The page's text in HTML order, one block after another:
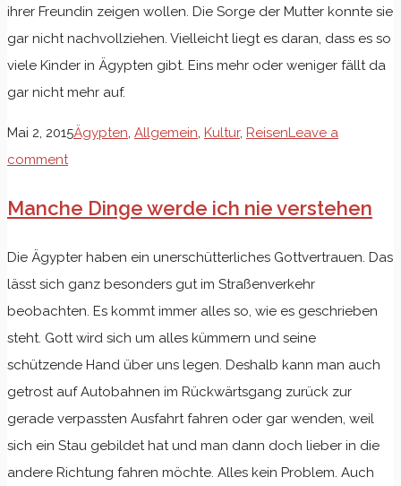
ihrer Freundin zeigen wollen. Die Sorge der Mutter konnte sie
gar nicht nachvollziehen. Vielleicht liegt es daran, dass es so
viele Kinder in Ägypten gibt. Eins mehr oder weniger fällt da
gar nicht mehr auf.
Mai 2, 2015Ägypten, Allgemein, Kultur, ReisenLeave a
comment
Manche Dinge werde ich nie verstehen
Die Ägypter haben ein unerschütterliches Gottvertrauen. Das
lässt sich ganz besonders gut im Straßenverkehr
beobachten. Es kommt immer alles so, wie es geschrieben
steht. Gott wird sich um alles kümmern und seine
schützende Hand über uns legen. Deshalb kann man auch
getrost auf Autobahnen im Rückwärtsgang zurück zur
gerade verpassten Ausfahrt fahren oder gar wenden, weil
sich ein Stau gebildet hat und man dann doch lieber in die
andere Richtung fahren möchte. Alles kein Problem. Auch